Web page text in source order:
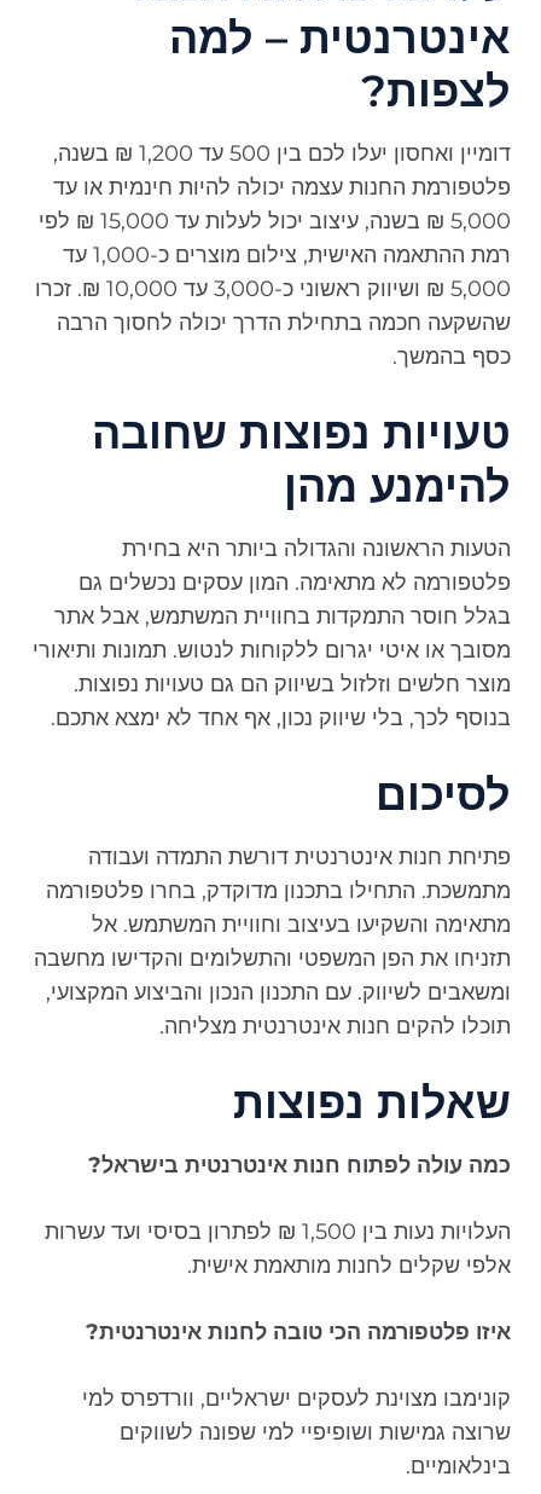
אינטרנטית – למה
לצפות?
דומיין ואחסון יעלו לכם בין 500 עד 1,200 ₪ בשנה,
פלטפורמת החנות עצמה יכולה להיות חינמית או עד
5,000 ₪ בשנה, עיצוב יכול לעלות עד 15,000 ₪ לפי
רמת ההתאמה האישית, צילום מוצרים כ-1,000 עד
5,000 ₪ ושיווק ראשוני כ-3,000 עד 10,000 ₪. זכרו
שהשקעה חכמה בתחילת הדרך יכולה לחסוך הרבה
כסף בהמשך.
טעויות נפוצות שחובה
להימנע מהן
הטעות הראשונה והגדולה ביותר היא בחירת
פלטפורמה לא מתאימה. המון עסקים נכשלים גם
בגלל חוסר התמקדות בחוויית המשתמש, אבל אתר
מסובך או איטי יגרום ללקוחות לנטוש. תמונות ותיאורי
מוצר חלשים וזלזול בשיווק הם גם טעויות נפוצות.
בנוסף לכך, בלי שיווק נכון, אף אחד לא ימצא אתכם.
לסיכום
פתיחת חנות אינטרנטית דורשת התמדה ועבודה
מתמשכת. התחילו בתכנון מדוקדק, בחרו פלטפורמה
מתאימה והשקיעו בעיצוב וחוויית המשתמש. אל
תזניחו את הפן המשפטי והתשלומים והקדישו מחשבה
ומשאבים לשיווק. עם התכנון הנכון והביצוע המקצועי,
תוכלו להקים חנות אינטרנטית מצליחה.
שאלות נפוצות
כמה עולה לפתוח חנות אינטרנטית בישראל?
העלויות נעות בין 1,500 ₪ לפתרון בסיסי ועד עשרות
אלפי שקלים לחנות מותאמת אישית.
איזו פלטפורמה הכי טובה לחנות אינטרנטית?
קונימבו מצוינת לעסקים ישראליים, וורדפרס למי
שרוצה גמישות ושופיפיי למי שפונה לשווקים
בינלאומיים.